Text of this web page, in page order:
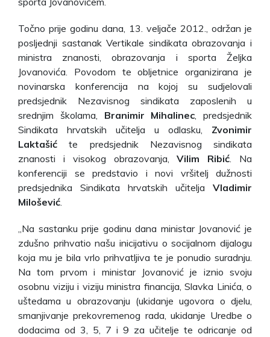
Točno prije godinu dana, 13. veljače 2012., održan je
posljednji sastanak Vertikale sindikata obrazovanja i
ministra znanosti, obrazovanja i sporta Željka
Jovanovića. Povodom te obljetnice organizirana je
novinarska konferencija na kojoj su sudjelovali
predsjednik Nezavisnog sindikata zaposlenih u
srednjim školama, Branimir Mihalinec , predsjednik
Sindikata hrvatskih učitelja u odlasku, Zvonimir
Laktašić te predsjednik Nezavisnog sindikata
znanosti i visokog obrazovanja,Vilim Ribić . Na
konferenciji se predstavio i novi vršitelj dužnosti
predsjednika Sindikata hrvatskih učitelja Vladimir
Milošević
„Na sastanku prije godinu dana ministar Jovanović je
zdušno prihvatio našu inicijativu o socijalnom dijalogu
koja mu je bila vrlo prihvatljiva te je ponudio suradnju.
Na tom prvom i ministar Jovanović je iznio svoju
osobnu viziju i viziju ministra financija, Slavka Linića, o
uštedama u obrazovanju (ukidanje ugovora o djelu,
smanjivanje prekovremenog rada, ukidanje Uredbe o
dodacima od 3, 5, 7 i 9 za učitelje te odricanje od